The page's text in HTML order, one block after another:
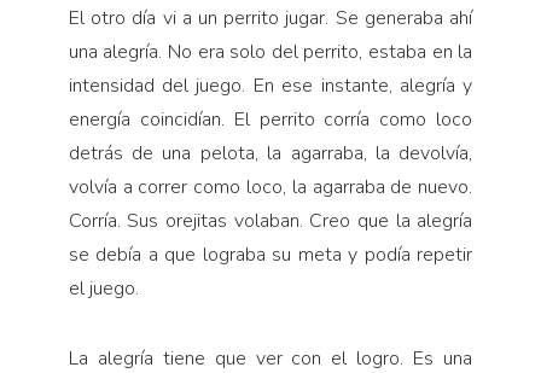
Libros usados
Medioambiente
Narrativas visuales
Pensamiento
Pensamiento ilustrado
Personaje
Personajes secundarios
El otro día vi a un perrito jugar. Se generaba ahí
una alegría. No era solo del perrito, estaba en la
intensidad del juego. En ese instante, alegría y
energía coincidían. El perrito corría como loco
detrás de una pelota, la agarraba, la devolvía,
volvía a correr como loco, la agarraba de nuevo.
Corría. Sus orejitas volaban. Creo que la alegría
se debía a que lograba su meta y podía repetir
el juego.
La alegría tiene que ver con el logro. Es una